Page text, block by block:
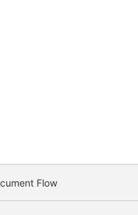
Flow